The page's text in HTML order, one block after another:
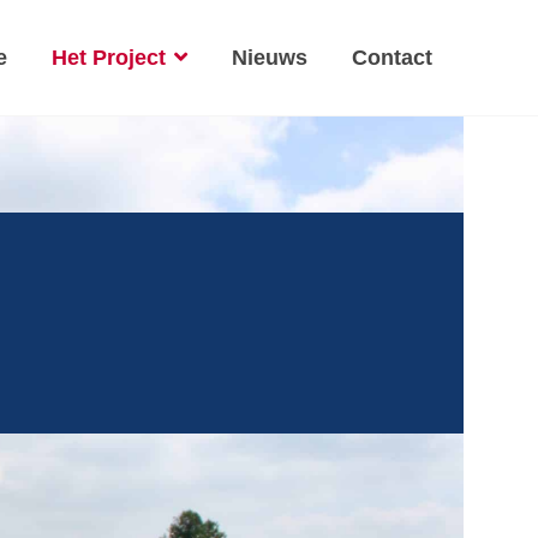
Het Project Nieuws Contact